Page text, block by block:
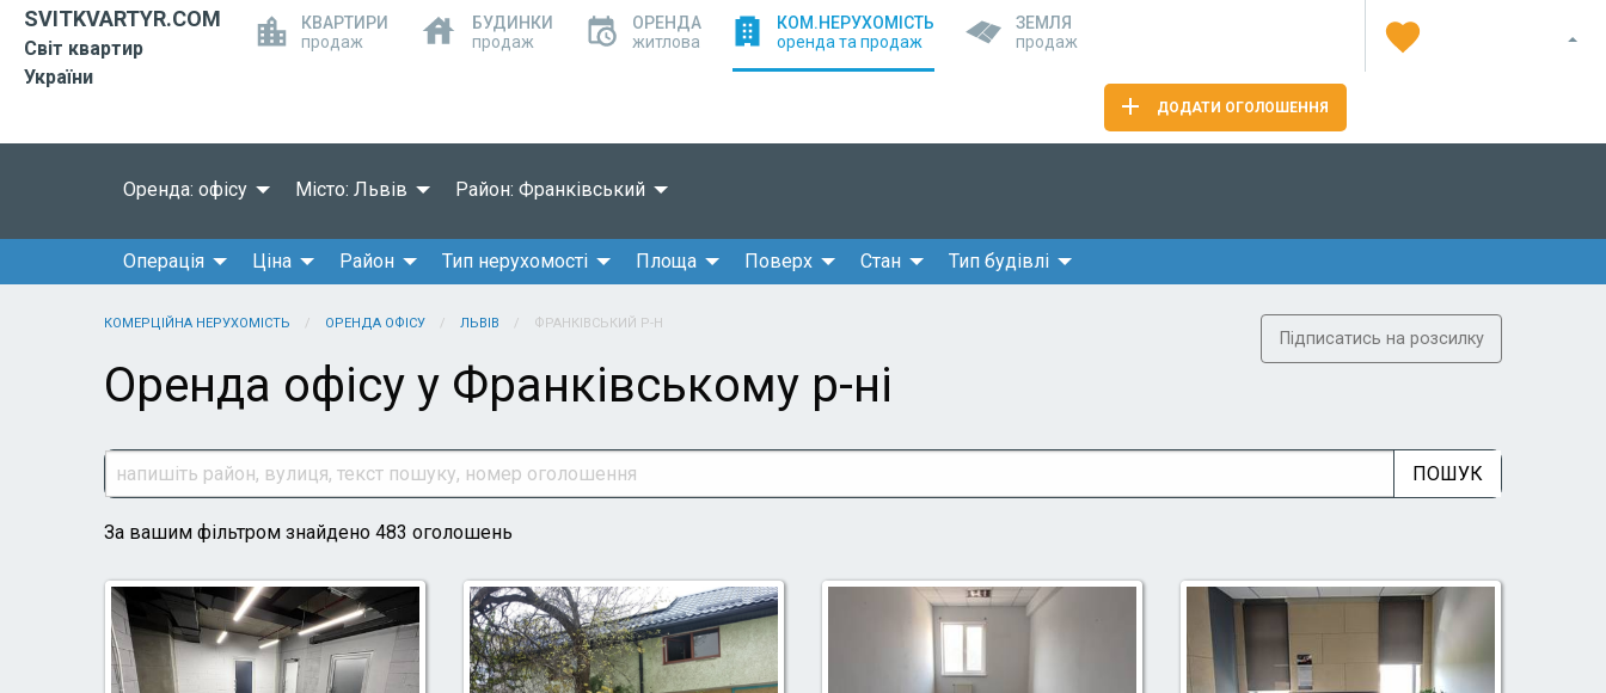
SVITKVARTYR.COM
Світ квартир
України
КВАРТИРИ
продаж
БУДИНКИ
продаж
ОРЕНДА
житлова
КОМ.НЕРУХОМІСТЬ
оренда та продаж
ЗЕМЛЯ
продаж
ДОДАТИ ОГОЛОШЕННЯ
Оренда: офісу Місто: Львів Район: Франківський
Операція Ціна Район Тип нерухомості Площа Поверх Стан Тип будівлі
Підписатись на розсилку
КОМЕРЦІЙНА НЕРУХОМІСТЬ ОРЕНДА ОФІСУ ЛЬВІВ ФРАНКІВСЬКИЙ Р-Н
Оренда офісу у Франківському р-ні
ПОШУК
За вашим фільтром знайдено 483 оголошень